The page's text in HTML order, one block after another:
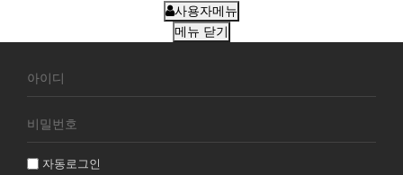
사용자메뉴
메뉴 닫기
원
그
자동로그인